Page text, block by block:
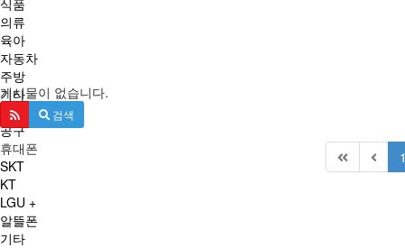
식품
의류
육아
자동차
주방
기타
생활
공구
휴대폰
SKT
KT
LGU +
알뜰폰
기타
게시물이 없습니다.
검색